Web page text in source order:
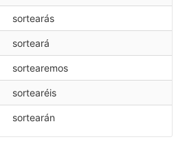
sortearás
sorteará
sortearemos
sortearéis
sortearán